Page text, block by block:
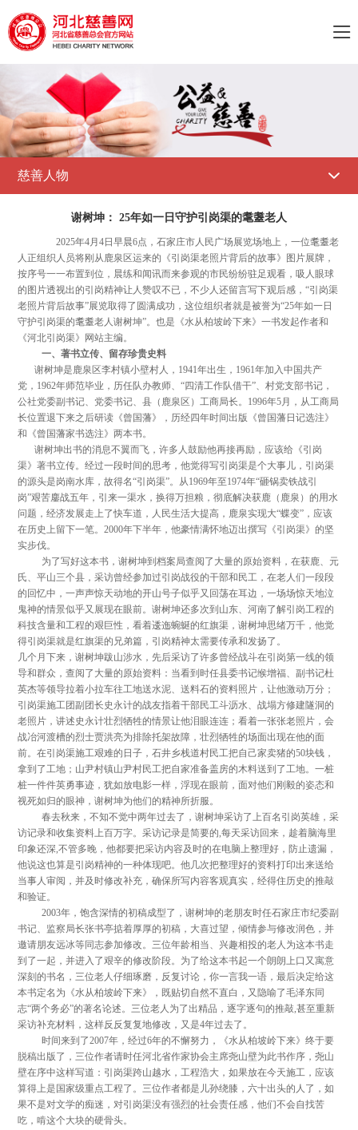

慈善人物 
谢树坤： 25年如一日守护引岗渠的耄耋老人
2025年4月4日早晨6点，石家庄市人民广场展览场地上，一位耄耋老
人正组织人员将刚从鹿泉区运来的《引岗渠老照片背后的故事》图片展牌，
按序号一一布置到位，晨练和闻讯而来参观的市民纷纷驻足观看，吸人眼球
的图片透视出的引岗精神让人赞叹不已，不少人还留言写下观后感，“引岗渠
老照片背后故事”展览取得了圆满成功，这位组织者就是被誉为“25年如一日
守护引岗渠的耄耋老人谢树坤”。也是《水从柏坡岭下来》一书发起作者和
《河北引岗渠》网站主编。
一、著书立传、留存珍贵史料
谢树坤是鹿泉区李村镇小壁村人，1941年出生，1961年加入中国共产
党，1962年师范毕业，历任队办教师、“四清工作队借干”、村党支部书记，
公社党委副书记、党委书记、县（鹿泉区）工商局长。1996年5月，从工商局
长位置退下来之后研读《曾国藩》，历经四年时间出版《曾国藩日记选注》
和《曾国藩家书选注》两本书。
谢树坤出书的消息不翼而飞，许多人鼓励他再接再励，应该给《引岗
渠》著书立传。经过一段时间的思考，他觉得写引岗渠是个大事儿，引岗渠
的源头是岗南水库，故得名“引岗渠”。从1969年至1974年“砸锅卖铁战引
岗”艰苦鏖战五年，引来一渠水，换得万担粮，彻底解决获鹿（鹿泉）的用水
问题，经济发展走上了快车道，人民生活大提高，鹿泉实现大“蝶变”，应该
在历史上留下一笔。2000年下半年，他豪情满怀地迈出撰写《引岗渠》的坚
实步伐。
为了写好这本书，谢树坤到档案局查阅了大量的原始资料，在获鹿、元
氏、平山三个县，采访曾经参加过引岗战役的干部和民工，在老人们一段段
的回忆中，一声声惊天动地的开山号子似乎又回荡在耳边，一场场惊天地泣
鬼神的情景似乎又展现在眼前。谢树坤还多次到山东、河南了解引岗工程的
科技含量和工程的艰巨性，看着逶迤蜿蜒的红旗渠，谢树坤思绪万千，他觉
得引岗渠就是红旗渠的兄弟篇，引岗精神太需要传承和发扬了。
几个月下来，谢树坤跋山涉水，先后采访了许多曾经战斗在引岗第一线的领
导和群众，查阅了大量的原始资料：当看到时任县委书记缑增福、副书记杜
英杰等领导拉着小拉车往工地送水泥、送料石的资料照片，让他激动万分；
引岗渠施工团副团长史永计的战友指着干部民工斗沥水、战塌方修建隧洞的
老照片，讲述史永计壮烈牺牲的情景让他泪眼连连；看着一张张老照片，会
战冶河渡槽的烈士贾洪亮为排除托架故障，壮烈牺牲的场面出现在他的面
前。在引岗渠施工艰难的日子，石井乡栈道村民工把自己家卖猪的50块钱，
拿到了工地；山尹村镇山尹村民工把自家准备盖房的木料送到了工地。一桩
桩一件件英勇事迹，犹如放电影一样，浮现在眼前，面对他们刚毅的姿态和
视死如归的眼神，谢树坤为他们的精神所折服。
春去秋来，不知不觉中两年过去了，谢树坤采访了上百名引岗英雄，采
访记录和收集资料上百万字。采访记录是简要的,每天采访回来，趁着脑海里
印象还深,不管多晚，他都要把采访内容及时的在电脑上整理好，防止遗漏，
他说这也算是引岗精神的一种体现吧。他几次把整理好的资料打印出来送给
当事人审阅，并及时修改补充，确保所写内容客观真实，经得住历史的推敲
和验证。
2003年，饱含深情的初稿成型了，谢树坤的老朋友时任石家庄市纪委副
书记、监察局长张书亭掂着厚厚的初稿，大喜过望，倾情参与修改润色，并
邀请朋友远冰等同志参加修改。三位年龄相当、兴趣相投的老人为这本书走
到了一起，并进入了艰辛的修改阶段。为了给这本书起一个朗朗上口又寓意
深刻的书名，三位老人仔细琢磨，反复讨论，你一言我一语，最后决定给这
本书定名为《水从柏坡岭下来》，既贴切自然不直白，又隐喻了毛泽东同
志“两个务必”的著名论述。三位老人为了出精品，逐字逐句的推敲,甚至重新
采访补充材料，这样反反复复地修改，又是4年过去了。
时间来到了2007年，经过6年的不懈努力，《水从柏坡岭下来》终于要
脱稿出版了，三位作者请时任河北省作家协会主席尧山壁为此书作序，尧山
壁在序中这样写道：引岗渠跨山越水，工程浩大，如果放在今天施工，应该
算得上是国家级重点工程了。三位作者都是儿孙绕膝，六十出头的人了，如
果不是对文学的痴迷，对引岗渠没有强烈的社会责任感，他们不会自找苦
吃，啃这个大块的硬骨头。